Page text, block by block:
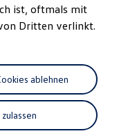
ist, oftmals mit
Dritten verlinkt.
ablehnen